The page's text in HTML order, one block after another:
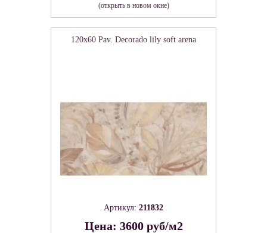
(открыть в новом окне)
120x60 Pav. Decorado lily soft arena
Артикул: 211832
Цена: 3600 руб/м2